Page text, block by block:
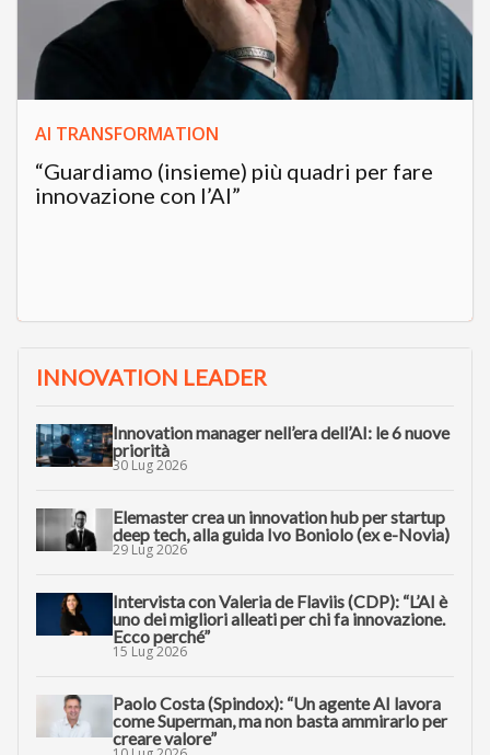
AI TRANSFORMATION
“Guardiamo (insieme) più quadri per fare
innovazione con l’AI”
INNOVATION LEADER
Innovation manager nell’era dell’AI: le 6 nuove
priorità
30 Lug 2026
Elemaster crea un innovation hub per startup
deep tech, alla guida Ivo Boniolo (ex e-Novia)
29 Lug 2026
Intervista con Valeria de Flaviis (CDP): “L’AI è
uno dei migliori alleati per chi fa innovazione.
Ecco perché”
15 Lug 2026
Paolo Costa (Spindox): “Un agente AI lavora
come Superman, ma non basta ammirarlo per
creare valore”